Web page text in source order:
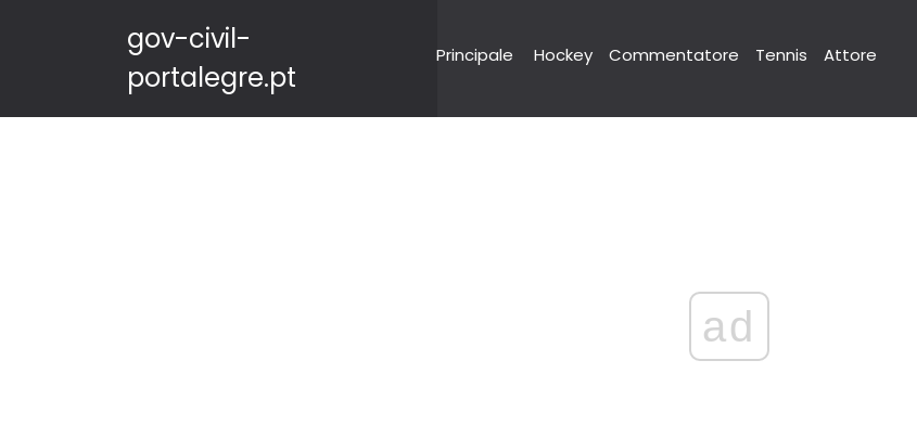
gov-civil-
portalegre.pt
Principale Hockey Commentatore Tennis Attore
ad